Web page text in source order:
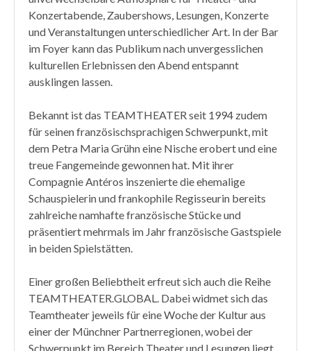
Konzertabende, Zaubershows, Lesungen, Konzerte
und Veranstaltungen unterschiedlicher Art. In der Bar
im Foyer kann das Publikum nach unvergesslichen
kulturellen Erlebnissen den Abend entspannt
ausklingen lassen.
Bekannt ist das TEAMTHEATER seit 1994 zudem
für seinen französischsprachigen Schwerpunkt, mit
dem Petra Maria Grühn eine Nische erobert und eine
treue Fangemeinde gewonnen hat. Mit ihrer
Compagnie Antéros inszenierte die ehemalige
Schauspielerin und frankophile Regisseurin bereits
zahlreiche namhafte französische Stücke und
präsentiert mehrmals im Jahr französische Gastspiele
in beiden Spielstätten.
Einer großen Beliebtheit erfreut sich auch die Reihe
TEAMTHEATER.GLOBAL. Dabei widmet sich das
Teamtheater jeweils für eine Woche der Kultur aus
einer der Münchner Partnerregionen, wobei der
Schwerpunkt im Bereich Theater und Lesungen liegt.